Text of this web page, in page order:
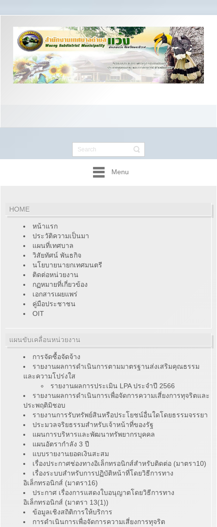
Menu
HOME
หน้าแรก
ประวัติความเป็นมา
แผนที่เทศบาล
วิสัยทัศน์ พันธกิจ
นโยบายนายกเทศมนตรี
ติดต่อหน่วยงาน
กฏหมายที่เกี่ยวข้อง
เอกสารเผยแพร่
คู่มือประชาชน
OIT
แผนขับเคลื่อนหน่วยงาน
การจัดซื้อจัดจ้าง
รายงานผลการดำเนินการตามมาตรฐานส่งเสริมคุณธรรม
และความโปร่งใส
รายงานผลการประเมิน LPA ประจำปี 2566
รายงานผลการดำเนินการเพื่อจัดการความเสี่ยงการทุจริตและ
ประพฤติมิชอบ
รายงานการรับทรัพย์สินหรือประโยชน์อื่นใดโดยธรรมจรรยา
ประมวลจริยธรรมสำหรับเจ้าหน้าที่ของรัฐ
แผนการบริหารและพัฒนาทรัพยากรบุคคล
แผนอัตรากำลัง 3 ปี
แบบรายงานยอดเงินสะสม
เรื่องประกาศช่องทางอิเล็กทรอนิกส์สำหรับติดต่อ (มาตรา10)
เรื่องระบบสำหรับการปฏิบัติหน้าที่โดยวิธีการทาง
อิเล็กทรอนิกส์ (มาตรา16)
ประกาศ เรื่องการแสดงใบอนุญาตโดยวิธีการทาง
อิเล็กทรอนิกส์ (มาตรา 13(1))
ข้อมูลเชิงสถิติการให้บริการ
การดำเนินการเพื่อจัดการความเสี่ยงการทุจริต